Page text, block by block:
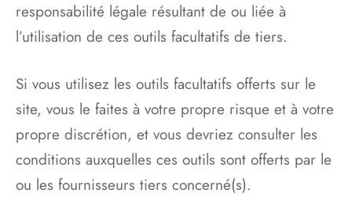
responsabilité légale résultant de ou liée à
l’utilisation de ces outils facultatifs de tiers.
Si vous utilisez les outils facultatifs offerts sur le
site, vous le faites à votre propre risque et à votre
propre discrétion, et vous devriez consulter les
conditions auxquelles ces outils sont offerts par le
ou les fournisseurs tiers concerné(s).